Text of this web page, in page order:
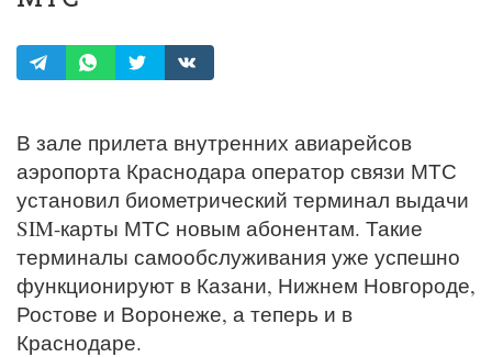
В зале прилета внутренних авиарейсов
аэропорта Краснодара оператор связи МТС
установил биометрический терминал выдачи
SIM-карты МТС новым абонентам. Такие
терминалы самообслуживания уже успешно
функционируют в Казани, Нижнем Новгороде,
Ростове и Воронеже, а теперь и в
Краснодаре.